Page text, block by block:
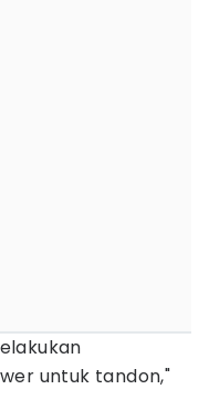
untuk tandon,"